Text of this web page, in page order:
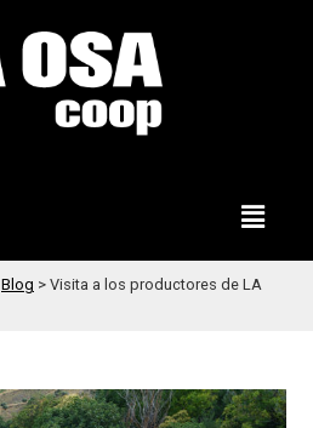
Blog > Visita a los productores de LA